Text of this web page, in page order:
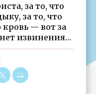
за то, что
за то, что
— вот за
извинения…